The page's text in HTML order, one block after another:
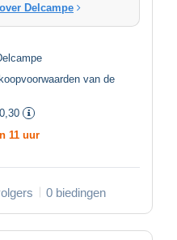
Delcampe
van de
11 uur
0 biedingen